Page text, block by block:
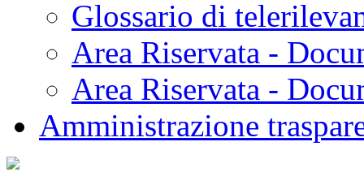
Glossario di
Area Riservata -
Area Riservata -
Amministrazione